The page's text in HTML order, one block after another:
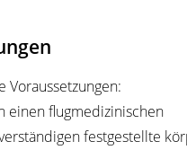
Voraussetzungen:
einen flugmedizinischen
festgestellte